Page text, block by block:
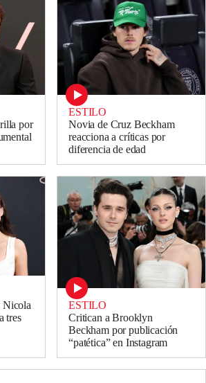
por
ESTILO
Novia de Cruz Beckham
reacciona a críticas por
diferencia de edad
Nicola
tres
ESTILO
Critican a Brooklyn
Beckham por publicación
“patética” en Instagram